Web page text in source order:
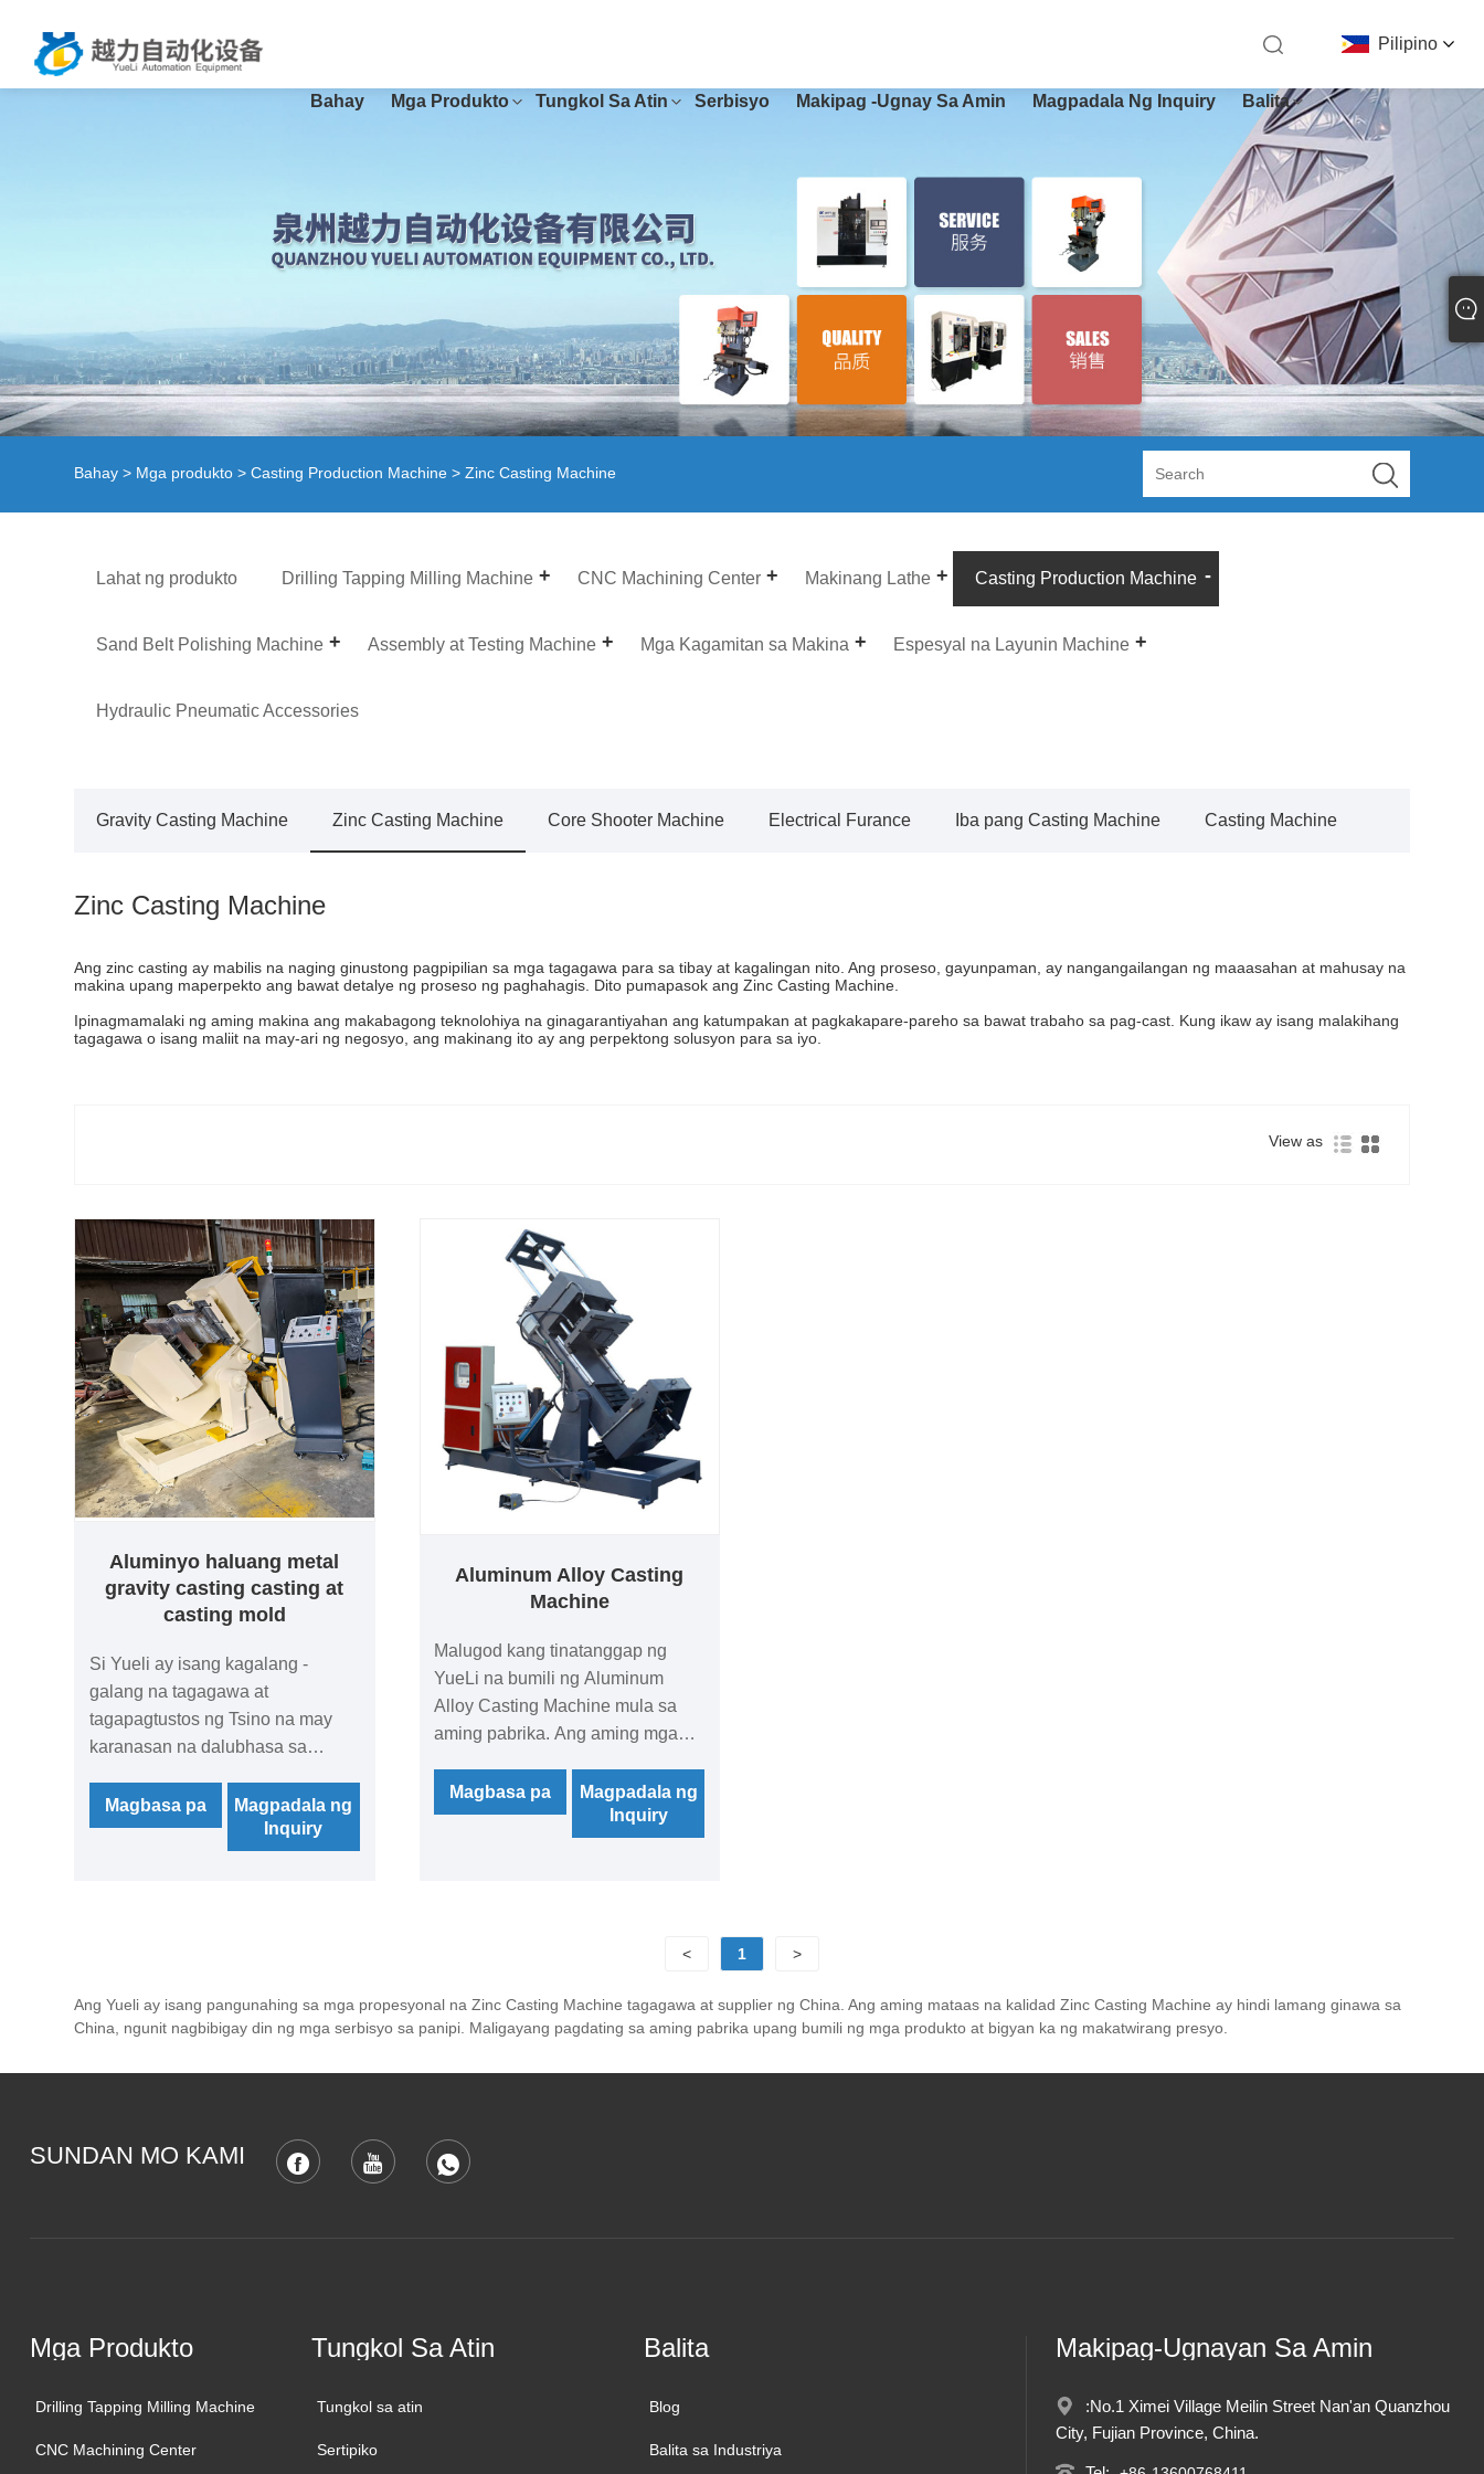
Pilipino
Bahay Mga Produkto Tungkol Sa Atin Serbisyo Makipag -ugnay Sa Amin Magpadala Ng Inquiry Balita
Bahay > Mga produkto >Casting Production Machine > Zinc Casting Machine
Lahat ng produkto Drilling Tapping Milling Machine CNC Machining Center Makinang Lathe Casting Production Machine
Sand Belt Polishing Machine Assembly at Testing Machine Mga Kagamitan sa Makina Espesyal na Layunin Machine
Hydraulic Pneumatic Accessories
Gravity Casting Machine Zinc Casting Machine Core Shooter Machine Electrical Furance Iba pang Casting Machine Casting Machine
Zinc Casting Machine
Ang zinc casting ay mabilis na naging ginustong pagpipilian sa mga tagagawa para sa tibay at kagalingan nito. Ang proseso, gayunpaman, ay nangangailangan ng maaasahan at mahusay na
makina upang maperpekto ang bawat detalye ng proseso ng paghahagis. Dito pumapasok ang Zinc Casting Machine.
Ipinagmamalaki ng aming makina ang makabagong teknolohiya na ginagarantiyahan ang katumpakan at pagkakapare-pareho sa bawat trabaho sa pag-cast. Kung ikaw ay isang malakihang
tagagawa o isang maliit na may-ari ng negosyo, ang makinang ito ay ang perpektong solusyon para sa iyo.
View as
Aluminyo haluang metal
gravity casting casting at
casting mold
Si Yueli ay isang kagalang -
galang na tagagawa at
tagapagtustos ng Tsino na may
karanasan na dalubhasa sa
casting at casting mold production.
Inaasahan naming magtatag ng
komersyal na ugnayan sa iyo.
Magbasa pa
Magpadala ng
Inquiry
Aluminum Alloy Casting
Machine
Malugod kang tinatanggap ng
YueLi na bumili ng Aluminum
Alloy Casting Machine mula sa
aming pabrika. Ang aming mga
kasalukuyang may malaking
halaga ng imbentaryo ng pabrika.
Bibigyan ka namin ng magandang
Magbasa pa
Magpadala ng
Inquiry
< 1 >
Ang Yueli ay isang pangunahing sa mga propesyonal na Zinc Casting Machine tagagawa at supplier ng China. Ang aming mataas na kalidad Zinc Casting Machine ay hindi lamang ginawa sa
China, ngunit nagbibigay din ng mga serbisyo sa panipi. Maligayang pagdating sa aming pabrika upang bumili ng mga produkto at bigyan ka ng makatwirang presyo.
SUNDAN MO KAMI
Mga Produkto
Drilling Tapping Milling Machine
CNC Machining Center
Tungkol Sa Atin
Tungkol sa atin
Sertipiko
Balita
Blog
Balita sa Industriya
Makipag-Ugnayan Sa Amin
:No.1 Ximei Village Meilin Street Nan'an Quanzhou
City, Fujian Province, China.